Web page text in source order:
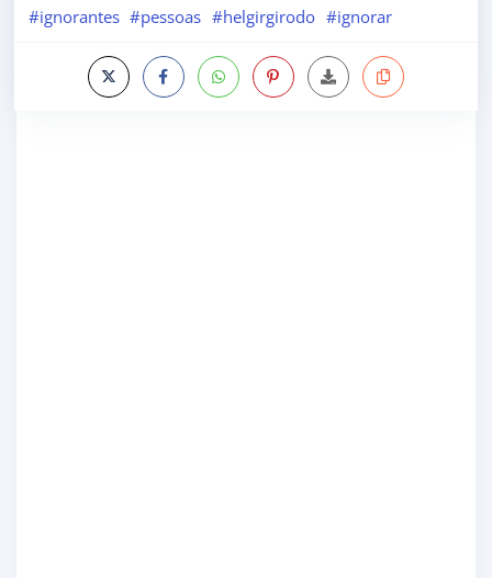
#ignorantes #pessoas #helgirgirodo #ignorar